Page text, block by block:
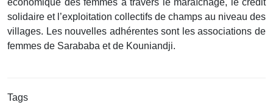
économique des femmes à travers le maraîchage, le crédit
solidaire et l’exploitation collectifs de champs au niveau des
villages. Les nouvelles adhérentes sont les associations de
femmes de Sarababa et de Kouniandji.
Tags